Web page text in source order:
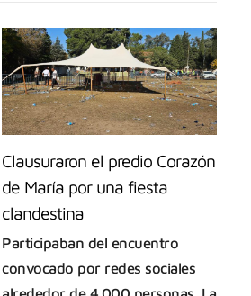
Clausuraron el predio Corazón
de María por una fiesta
clandestina
Participaban del encuentro
convocado por redes sociales